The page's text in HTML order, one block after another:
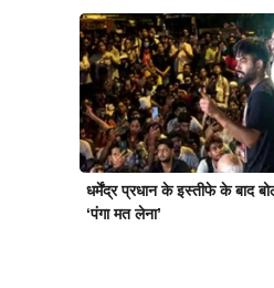
धर्मेंद्र प्रधान के इस्तीफे के बाद
‘पंगा मत लेना’